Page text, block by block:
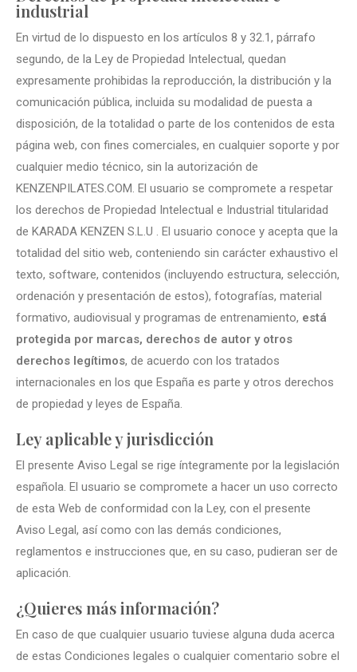
industrial
En virtud de lo dispuesto en los artículos 8 y 32.1, párrafo
segundo, de la Ley de Propiedad Intelectual, quedan
expresamente prohibidas la reproducción, la distribución y la
comunicación pública, incluida su modalidad de puesta a
disposición, de la totalidad o parte de los contenidos de esta
página web, con fines comerciales, en cualquier soporte y por
cualquier medio técnico, sin la autorización de
KENZENPILATES.COM. El usuario se compromete a respetar
los derechos de Propiedad Intelectual e Industrial titularidad
de KARADA KENZEN S.L.U . El usuario conoce y acepta que la
totalidad del sitio web, conteniendo sin carácter exhaustivo el
texto, software, contenidos (incluyendo estructura, selección,
ordenación y presentación de estos), fotografías, material
formativo, audiovisual y programas de entrenamiento, está
protegida por marcas, derechos de autor y otros
derechos legítimos, de acuerdo con los tratados
internacionales en los que España es parte y otros derechos
de propiedad y leyes de España.
Ley aplicable y jurisdicción
El presente Aviso Legal se rige íntegramente por la legislación
española. El usuario se compromete a hacer un uso correcto
de esta Web de conformidad con la Ley, con el presente
Aviso Legal, así como con las demás condiciones,
reglamentos e instrucciones que, en su caso, pudieran ser de
aplicación.
¿Quieres más información?
En caso de que cualquier usuario tuviese alguna duda acerca
de estas Condiciones legales o cualquier comentario sobre el